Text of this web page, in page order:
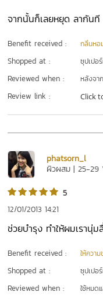
จากนั้นก็เลยหยุด ลากันที
Benefit received : กลิ่นหอ
Shopped at : ซุปเปอ
Reviewed when : หลังจา
Review link : Click
phatsorn_l
ผิวผสม | 25-29
5
12/01/2013 14:21
ช่วยบำรุง ทำให้ผมเรานุ่
Benefit received : ให้ควา
Shopped at : ซุปเปอ
Reviewed when : ใช้หมด